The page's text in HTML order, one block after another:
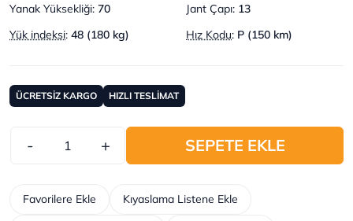
Yanak Yüksekliği: 70 Jant Çapı: 13
Yük indeksi: 48 (180 kg) Hız Kodu: P (150 km)
ÜCRETSİZ KARGO HIZLI TESLİMAT
- + SEPETE EKLE
Kıyaslama Listene Ekle
Favorilere Ekle